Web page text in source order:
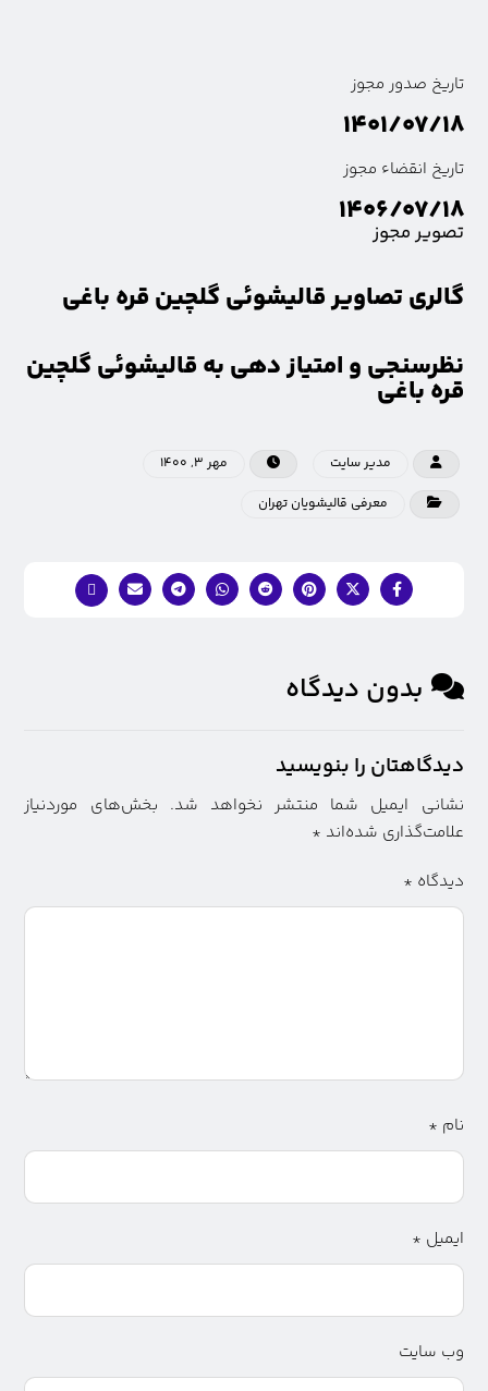
تاریخ صدور مجوز
۱۴۰۱/۰۷/۱۸
تاریخ انقضاء مجوز
۱۴۰۶/۰۷/۱۸
تصویر مجوز
گالری تصاویر قالیشوئی گلچین قره باغی
نظرسنجی و امتیاز دهی به قالیشوئی گلچین
قره باغی
مدیر سایت
مهر ۳, ۱۴۰۰
معرفی قالیشویان تهران
بدون دیدگاه
دیدگاهتان را بنویسید
نشانی ایمیل شما منتشر نخواهد شد. بخش‌های موردنیاز
علامت‌گذاری شده‌اند *
دیدگاه *
نام *
ایمیل *
وب‌ سایت